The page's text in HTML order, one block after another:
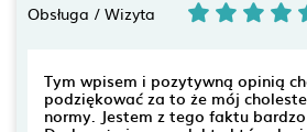
Obsługa / Wizyta
Tym wpisem i pozytywną opinią
podziękować za to że mój
normy. Jestem z tego faktu